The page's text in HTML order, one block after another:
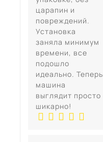
царапин и
повреждений.
Установка
заняла минимум
времени, все
подошло
идеально. Теперь
машина
выглядит просто
шикарно!